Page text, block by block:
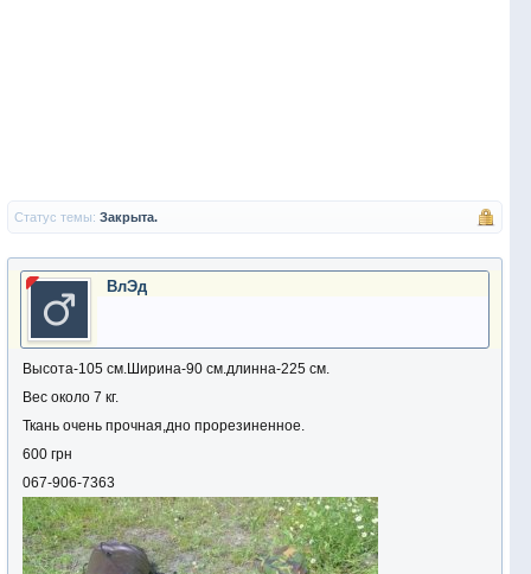
Статус темы: Закрыта.
ВлЭд
Высота-105 см.Ширина-90 см.длинна-225 см.
Вес около 7 кг.
Ткань очень прочная,дно прорезиненное.
600 грн
067-906-7363